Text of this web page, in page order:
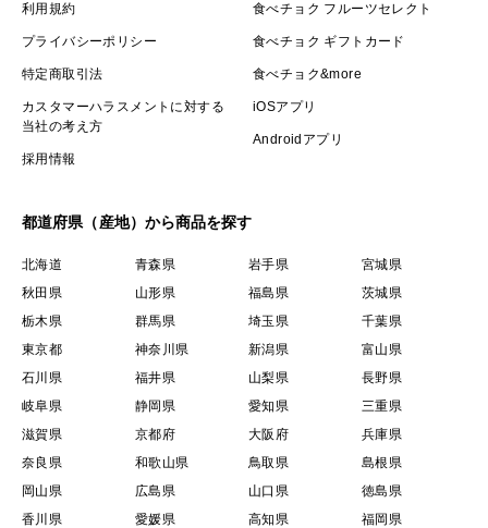
利用規約
プライバシーポリシー
特定商取引法
カスタマーハラスメントに対する
当社の考え方
採用情報
食べチョク フルーツセレクト
食べチョク ギフトカード
食べチョク&more
iOSアプリ
Androidアプリ
都道府県（産地）から商品を探す
北海道 青森県 岩手県
宮城県
秋田県
山形県 福島県
茨城県
栃木県
群馬県 埼玉県
千葉県
東京都
神奈川県 新潟県
富山県
石川県
福井県 山梨県
長野県
岐阜県
静岡県 愛知県
三重県
滋賀県
京都府 大阪府
兵庫県
奈良県
和歌山県 鳥取県
島根県
岡山県
広島県 山口県
徳島県
香川県
愛媛県 高知県 福岡県